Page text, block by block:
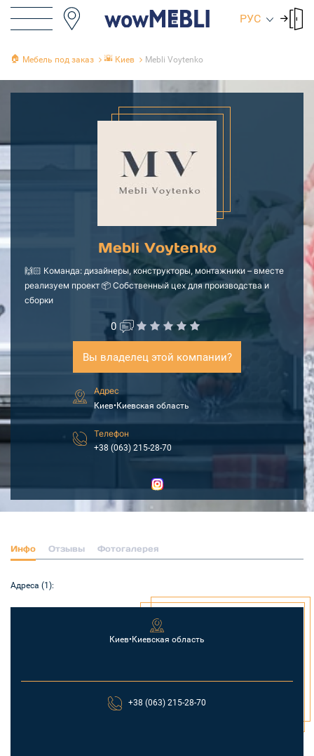
РУС
🏠 Мебель под заказ 🌇 Киев Mebli Voytenko
Mebli Voytenko
🙌🏻 Команда: дизайнеры, конструкторы, монтажники – вместе
реализуем проект 📦 Собственный цех для производства и
сборки
0
Вы владелец этой компании?
Адрес
Киев•Киевская область
Телефон
+38 (063) 215-28-70
Инфо Отзывы Фотогалерея
Адреса (1):
Киев•Киевская область
+38 (063) 215-28-70